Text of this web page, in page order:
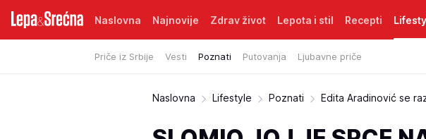
Naslovna Najnovije Zdrav život Lepota i stil Recepti
Priče iz Srbije Vesti Poznati Putovanja Ljubavne priče
Naslovna Lifestyle Poznati Edita Aradinović se